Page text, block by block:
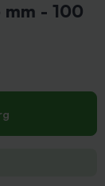
mm - 100